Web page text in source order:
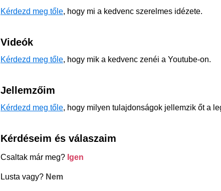
Kérdezd meg tőle, hogy mi a kedvenc szerelmes idézete.
Videók
Kérdezd meg tőle, hogy mik a kedvenc zenéi a Youtube-on.
Jellemzőim
Kérdezd meg tőle, hogy milyen tulajdonságok jellemzik őt a
Kérdéseim és válaszaim
Csaltak már meg? Igen
Lusta vagy? Nem